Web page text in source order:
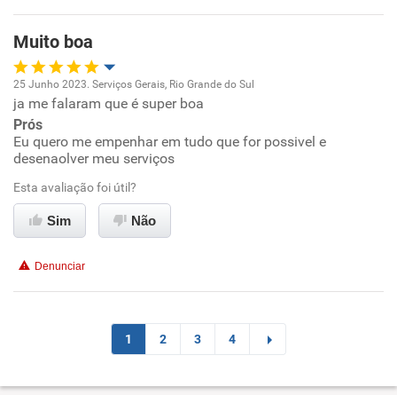
Recomenda a diretoria
Muito boa
Oportunidade de promoção
Ambiente de trabalho
Conciliação com a vida familiar
Benefícios
25 Junho 2023. Serviços Gerais, Rio Grande do Sul
ja me falaram que é super boa
Prós
Eu quero me empenhar em tudo que for possivel e
desenaolver meu serviços
Esta avaliação foi útil?
Sim Não
Denunciar
1 2 3 4